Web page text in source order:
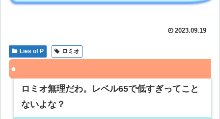
2023.09.19
Lies of P ロミオ
ロミオ無理だわ。レベル65で低すぎってこと
ないよな？